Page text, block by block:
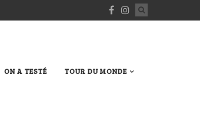
ON A TESTÉ TOUR DU MONDE